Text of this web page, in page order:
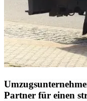
Partner für einen